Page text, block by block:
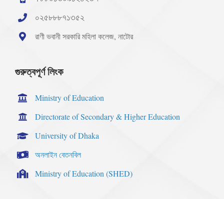
০২৫৮৮৮৭১৩৫২
রাণী ভবানী সরকারি মহিলা কলেজ, নাটোর
গুরুত্বপূর্ণ লিংক
Ministry of Education
Directorate of Secondary & Higher Education
University of Dhaka
অনলাইন বেতনবিল
Ministry of Education (SHED)